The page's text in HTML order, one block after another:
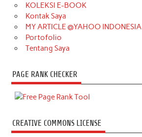
KOLEKSI E-BOOK
Kontak Saya
MY ARTICLE @YAHOO INDONESIA
Portofolio
Tentang Saya
PAGE RANK CHECKER
CREATIVE COMMONS LICENSE